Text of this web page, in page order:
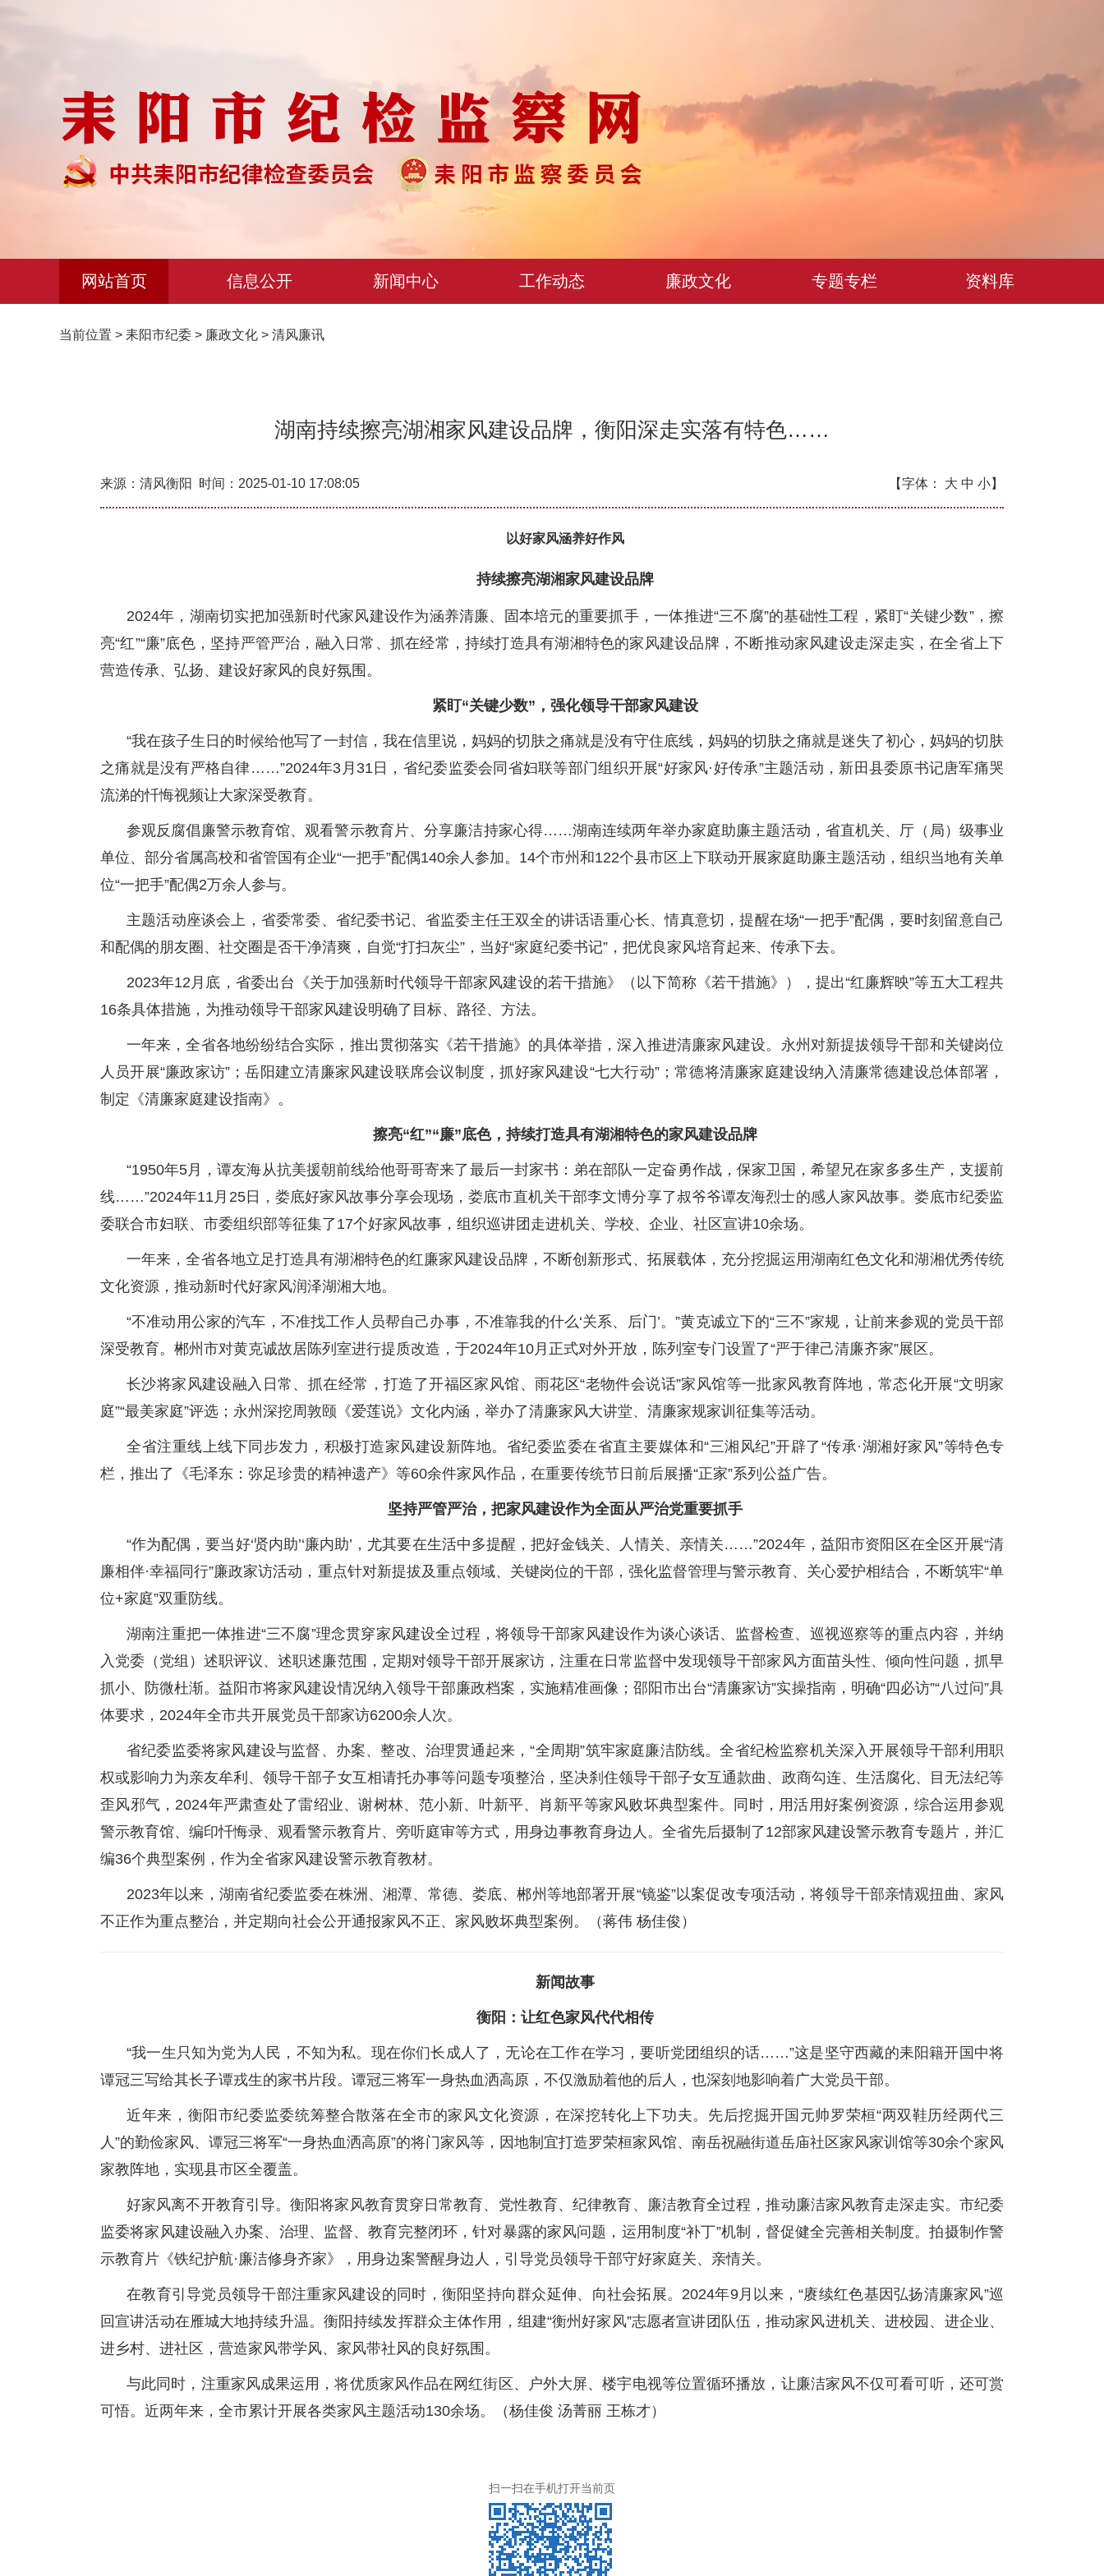
网站首页 信息公开 新闻中心 工作动态 廉政文化 专题专栏 资料库
当前位置 > 耒阳市纪委 > 廉政文化 > 清风廉讯
湖南持续擦亮湖湘家风建设品牌，衡阳深走实落有特色……
来源： 清风衡阳 时间：2025-01-10 17:08:05 【字体： 大 中 小】
以好家风涵养好作风
持续擦亮湖湘家风建设品牌
2024年，湖南切实把加强新时代家风建设作为涵养清廉、固本培元的重要抓手，一体推进“三不腐”的基础性工程，紧盯“关键少数”，擦
亮“红”“廉”底色，坚持严管严治，融入日常、抓在经常，持续打造具有湖湘特色的家风建设品牌，不断推动家风建设走深走实，在全省上下
营造传承、弘扬、建设好家风的良好氛围。
紧盯“关键少数”，强化领导干部家风建设
“我在孩子生日的时候给他写了一封信，我在信里说，妈妈的切肤之痛就是没有守住底线，妈妈的切肤之痛就是迷失了初心，妈妈的切肤
之痛就是没有严格自律……”2024年3月31日，省纪委监委会同省妇联等部门组织开展“好家风·好传承”主题活动，新田县委原书记唐军痛哭
流涕的忏悔视频让大家深受教育。
参观反腐倡廉警示教育馆、观看警示教育片、分享廉洁持家心得……湖南连续两年举办家庭助廉主题活动，省直机关、厅（局）级事业
单位、部分省属高校和省管国有企业“一把手”配偶140余人参加。14个市州和122个县市区上下联动开展家庭助廉主题活动，组织当地有关单
位“一把手”配偶2万余人参与。
主题活动座谈会上，省委常委、省纪委书记、省监委主任王双全的讲话语重心长、情真意切，提醒在场“一把手”配偶，要时刻留意自己
和配偶的朋友圈、社交圈是否干净清爽，自觉“打扫灰尘”，当好“家庭纪委书记”，把优良家风培育起来、传承下去。
2023年12月底，省委出台《关于加强新时代领导干部家风建设的若干措施》（以下简称《若干措施》），提出“红廉辉映”等五大工程共
16条具体措施，为推动领导干部家风建设明确了目标、路径、方法。
一年来，全省各地纷纷结合实际，推出贯彻落实《若干措施》的具体举措，深入推进清廉家风建设。永州对新提拔领导干部和关键岗位
人员开展“廉政家访”；岳阳建立清廉家风建设联席会议制度，抓好家风建设“七大行动”；常德将清廉家庭建设纳入清廉常德建设总体部署，
制定《清廉家庭建设指南》。
擦亮“红”“廉”底色，持续打造具有湖湘特色的家风建设品牌
“1950年5月，谭友海从抗美援朝前线给他哥哥寄来了最后一封家书：弟在部队一定奋勇作战，保家卫国，希望兄在家多多生产，支援前
线……”2024年11月25日，娄底好家风故事分享会现场，娄底市直机关干部李文博分享了叔爷爷谭友海烈士的感人家风故事。娄底市纪委监
委联合市妇联、市委组织部等征集了17个好家风故事，组织巡讲团走进机关、学校、企业、社区宣讲10余场。
一年来，全省各地立足打造具有湖湘特色的红廉家风建设品牌，不断创新形式、拓展载体，充分挖掘运用湖南红色文化和湖湘优秀传统
文化资源，推动新时代好家风润泽湖湘大地。
“不准动用公家的汽车，不准找工作人员帮自己办事，不准靠我的什么‘关系、后门’。”黄克诚立下的“三不”家规，让前来参观的党员干部
深受教育。郴州市对黄克诚故居陈列室进行提质改造，于2024年10月正式对外开放，陈列室专门设置了“严于律己清廉齐家”展区。
长沙将家风建设融入日常、抓在经常，打造了开福区家风馆、雨花区“老物件会说话”家风馆等一批家风教育阵地，常态化开展“文明家
庭”“最美家庭”评选；永州深挖周敦颐《爱莲说》文化内涵，举办了清廉家风大讲堂、清廉家规家训征集等活动。
全省注重线上线下同步发力，积极打造家风建设新阵地。省纪委监委在省直主要媒体和“三湘风纪”开辟了“传承·湖湘好家风”等特色专
栏，推出了《毛泽东：弥足珍贵的精神遗产》等60余件家风作品，在重要传统节日前后展播“正家”系列公益广告。
坚持严管严治，把家风建设作为全面从严治党重要抓手
“作为配偶，要当好‘贤内助’‘廉内助’，尤其要在生活中多提醒，把好金钱关、人情关、亲情关……”2024年，益阳市资阳区在全区开展“清
廉相伴·幸福同行”廉政家访活动，重点针对新提拔及重点领域、关键岗位的干部，强化监督管理与警示教育、关心爱护相结合，不断筑牢“单
位+家庭”双重防线。
湖南注重把一体推进“三不腐”理念贯穿家风建设全过程，将领导干部家风建设作为谈心谈话、监督检查、巡视巡察等的重点内容，并纳
入党委（党组）述职评议、述职述廉范围，定期对领导干部开展家访，注重在日常监督中发现领导干部家风方面苗头性、倾向性问题，抓早
抓小、防微杜渐。益阳市将家风建设情况纳入领导干部廉政档案，实施精准画像；邵阳市出台“清廉家访”实操指南，明确“四必访”“八过问”具
体要求，2024年全市共开展党员干部家访6200余人次。
省纪委监委将家风建设与监督、办案、整改、治理贯通起来，“全周期”筑牢家庭廉洁防线。全省纪检监察机关深入开展领导干部利用职
权或影响力为亲友牟利、领导干部子女互相请托办事等问题专项整治，坚决刹住领导干部子女互通款曲、政商勾连、生活腐化、目无法纪等
歪风邪气，2024年严肃查处了雷绍业、谢树林、范小新、叶新平、肖新平等家风败坏典型案件。同时，用活用好案例资源，综合运用参观
警示教育馆、编印忏悔录、观看警示教育片、旁听庭审等方式，用身边事教育身边人。全省先后摄制了12部家风建设警示教育专题片，并汇
编36个典型案例，作为全省家风建设警示教育教材。
2023年以来，湖南省纪委监委在株洲、湘潭、常德、娄底、郴州等地部署开展“镜鉴”以案促改专项活动，将领导干部亲情观扭曲、家风
不正作为重点整治，并定期向社会公开通报家风不正、家风败坏典型案例。（蒋伟 杨佳俊）
新闻故事
衡阳：让红色家风代代相传
“我一生只知为党为人民，不知为私。现在你们长成人了，无论在工作在学习，要听党团组织的话……”这是坚守西藏的耒阳籍开国中将
谭冠三写给其长子谭戎生的家书片段。谭冠三将军一身热血洒高原，不仅激励着他的后人，也深刻地影响着广大党员干部。
近年来，衡阳市纪委监委统筹整合散落在全市的家风文化资源，在深挖转化上下功夫。先后挖掘开国元帅罗荣桓“两双鞋历经两代三
人”的勤俭家风、谭冠三将军“一身热血洒高原”的将门家风等，因地制宜打造罗荣桓家风馆、南岳祝融街道岳庙社区家风家训馆等30余个家风
家教阵地，实现县市区全覆盖。
好家风离不开教育引导。衡阳将家风教育贯穿日常教育、党性教育、纪律教育、廉洁教育全过程，推动廉洁家风教育走深走实。市纪委
监委将家风建设融入办案、治理、监督、教育完整闭环，针对暴露的家风问题，运用制度“补丁”机制，督促健全完善相关制度。拍摄制作警
示教育片《铁纪护航·廉洁修身齐家》，用身边案警醒身边人，引导党员领导干部守好家庭关、亲情关。
在教育引导党员领导干部注重家风建设的同时，衡阳坚持向群众延伸、向社会拓展。2024年9月以来，“赓续红色基因弘扬清廉家风”巡
回宣讲活动在雁城大地持续升温。衡阳持续发挥群众主体作用，组建“衡州好家风”志愿者宣讲团队伍，推动家风进机关、进校园、进企业、
进乡村、进社区，营造家风带学风、家风带社风的良好氛围。
与此同时，注重家风成果运用，将优质家风作品在网红街区、户外大屏、楼宇电视等位置循环播放，让廉洁家风不仅可看可听，还可赏
可悟。近两年来，全市累计开展各类家风主题活动130余场。（杨佳俊 汤菁丽 王栋才）
扫一扫在手机打开当前页